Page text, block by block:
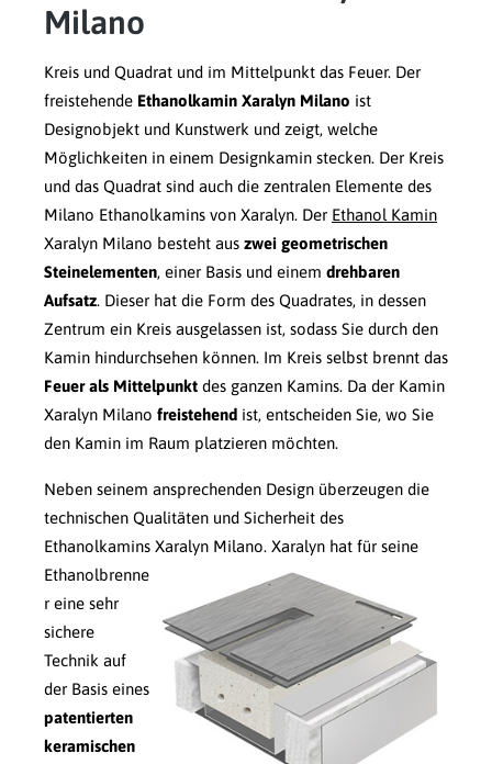
Milano
Kreis und Quadrat und im Mittelpunkt das Feuer. Der
freistehende Ethanolkamin Xaralyn Milano ist
Designobjekt und Kunstwerk und zeigt, welche
Möglichkeiten in einem Designkamin stecken. Der Kreis
und das Quadrat sind auch die zentralen Elemente des
Milano Ethanolkamins von Xaralyn. Der Ethanol Kamin
Xaralyn Milano besteht aus zwei geometrischen
Steinelementen, einer Basis und einem drehbaren
Aufsatz. Dieser hat die Form des Quadrates, in dessen
Zentrum ein Kreis ausgelassen ist, sodass Sie durch den
Kamin hindurchsehen können. Im Kreis selbst brennt das
Feuer als Mittelpunkt des ganzen Kamins. Da der Kamin
Xaralyn Milano freistehend ist, entscheiden Sie, wo Sie
den Kamin im Raum platzieren möchten.
Neben seinem ansprechenden Design überzeugen die
technischen Qualitäten und Sicherheit des
Ethanolkamins Xaralyn Milano. Xaralyn hat für seine
Ethanolbrenne
r eine sehr
sichere
Technik auf
der Basis eines
patentierten
keramischen